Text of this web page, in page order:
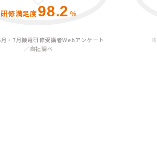
研修満足度98.2 %
・7月機電研修受講者Webアンケート
／自社調べ
※